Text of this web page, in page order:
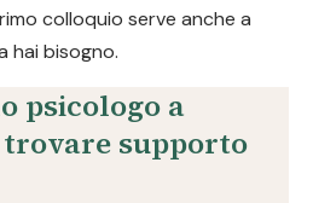
colloquio serve anche a
hai bisogno.
psicologo a
trovare supporto